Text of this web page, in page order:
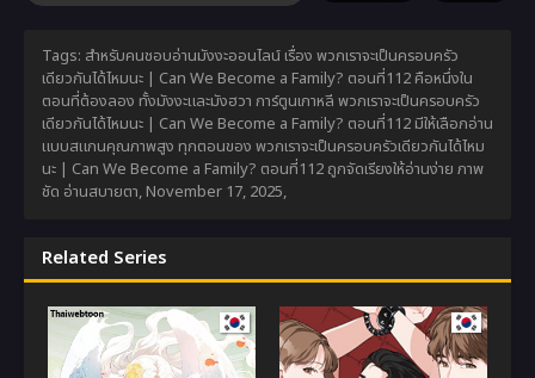
Tags: สำหรับคนชอบอ่านมังงะออนไลน์ เรื่อง พวกเราจะเป็นครอบครัว
เดียวกันได้ไหมนะ | Can We Become a Family? ตอนที่112 คือหนึ่งใน
ตอนที่ต้องลอง ทั้งมังงะและมังฮวา การ์ตูนเกาหลี พวกเราจะเป็นครอบครัว
เดียวกันได้ไหมนะ | Can We Become a Family? ตอนที่112 มีให้เลือกอ่าน
แบบสแกนคุณภาพสูง ทุกตอนของ พวกเราจะเป็นครอบครัวเดียวกันได้ไหม
นะ | Can We Become a Family? ตอนที่112 ถูกจัดเรียงให้อ่านง่าย ภาพ
ชัด อ่านสบายตา, November 17, 2025,
Related Series